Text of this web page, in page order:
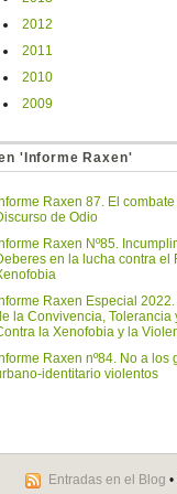
2012
2011
2010
2009
'Informe Raxen'
Raxen 87. El combate
de Odio
Raxen Nº85.
en la lucha contra el
Raxen Especial
la Convivencia, Tolerancia
la Xenofobia y la
Raxen nº84. No a los
identitario violentos
Entradas en el Blog •